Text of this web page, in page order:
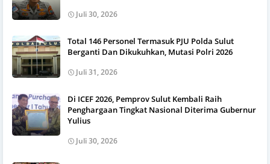
Juli 30, 2026
Total 146 Personel Termasuk PJU Polda Sulut
Berganti Dan Dikukuhkan, Mutasi Polri 2026
Juli 31, 2026
Di ICEF 2026, Pemprov Sulut Kembali Raih
Penghargaan Tingkat Nasional Diterima Gubernur
Yulius
Juli 30, 2026